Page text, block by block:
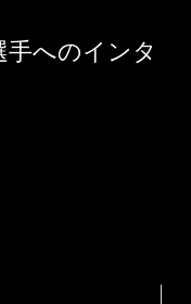
手へのインタ